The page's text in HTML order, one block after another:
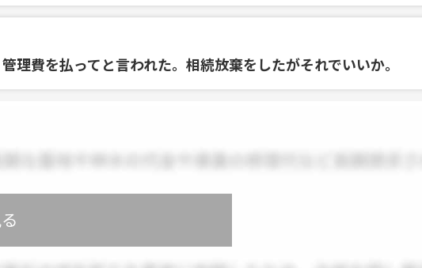
費を払ってと言われた。相続放棄をしたがそれでいいか。